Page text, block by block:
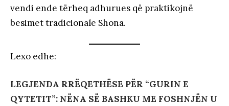
vendi ende tërheq adhurues që praktikojnë
besimet tradicionale Shona.
Lexo edhe:
LEGJENDA RRËQETHËSE PËR “GURIN E
QYTETIT”: NËNA SË BASHKU ME FOSHNJËN U